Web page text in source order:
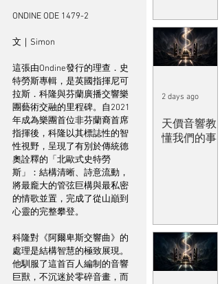
ONDINE ODE 1479-2
文｜Simon
這張由Ondine發行的理查．史
特勞斯專輯，是英國指揮尼可
拉斯．科隆與芬蘭廣播交響樂
團藝術交融的里程碑。自2021
年成為樂團首位非芬蘭裔首席
指揮後，科隆以其標誌性的智
性視野，呈現了有別於傳統德
奧詮釋的「北歐式史特勞
斯」：結構清晰、詩意流動，
將最龐大的管弦巨構與最私密
的情歌並置，完成了從山巔到
心靈的完整攀登。
科隆對《阿爾卑斯交響曲》的
處理是結構智慧的極致展現。
他馴服了這首百人編制的音響
巨獸，不沉迷於零碎音畫，而
天價音響教
懂我們的事
2 days ago